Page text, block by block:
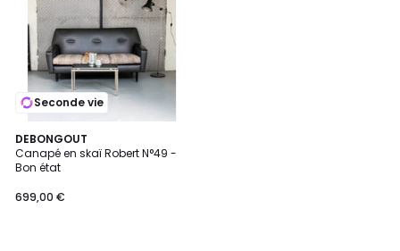
Seconde vie
DEBONGOUT
Canapé en skaï Robert N°49 -
Bon état
699,00 €